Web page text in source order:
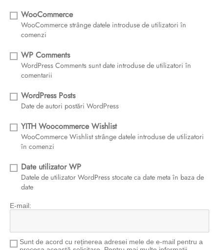
WooCommerce
WooCommerce strânge datele introduse de utilizatori în
comenzi
WP Comments
WordPress Comments sunt date introduse de utilizatori în
comentarii
WordPress Posts
Date de autori postări WordPress
YITH Woocommerce Wishlist
WooCommerce Wishlist strânge datele introduse de utilizatori
în comenzi
Date utilizator WP
Datele de utilizator WordPress stocate ca date meta în baza de
date
E-mail:
Sunt de acord cu reținerea adresei mele de e-mail pentru a